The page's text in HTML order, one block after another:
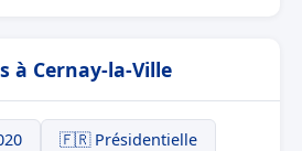
à Cernay-la-Ville
🇫🇷 Présidentielle